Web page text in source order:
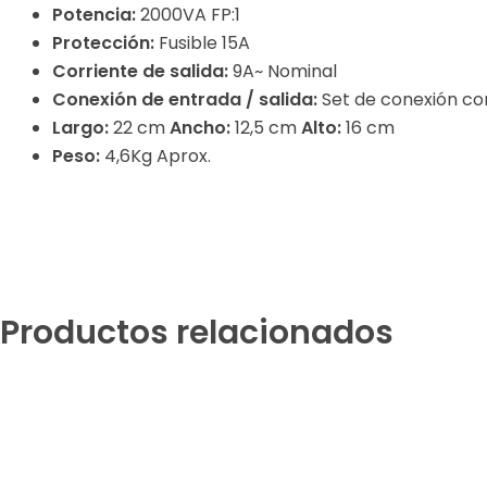
Potencia:2000VA FP:1
Protección: Fusible 15A
Corriente de salida:9A~ Nominal
Conexión de entrada / salida:Set de conexión
Largo:22 cmAncho:12,5 cmAlto:16 cm
Peso: 4,6Kg Aprox.
Productos relacionados